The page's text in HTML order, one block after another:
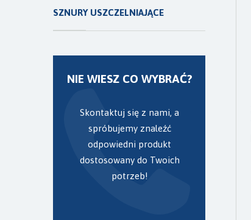
SZNURY USZCZELNIAJĄCE
Skontaktuj się z nami, a
spróbujemy znaleźć
odpowiedni produkt
dostosowany do Twoich
potrzeb!
NIE WIESZ CO WYBRAĆ?